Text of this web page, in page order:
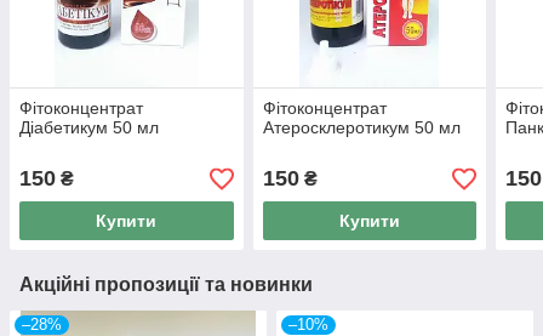
Фітоконцентрат
Діабетикум 50 мл
150 ₴
Купити
Фітоконцентрат
Атеросклеротикум 50 мл
150₴
Купити
150
Акційні пропозиції та новинки
–28% –10%